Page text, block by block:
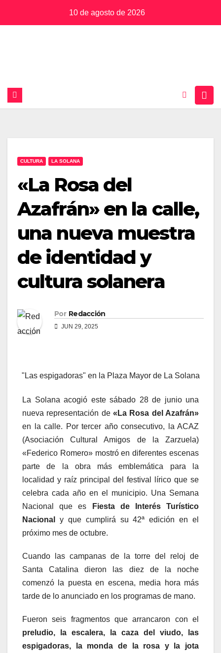
10 de agosto de 2026
CULTURA LA SOLANA
«La Rosa del
Azafrán» en la calle,
una nueva muestra
de identidad y
cultura solanera
Por Redacción
JUN 29, 2025
"Las espigadoras" en la Plaza Mayor de La Solana
La Solana acogió este sábado 28 de junio una
nueva representación de «La Rosa del Azafrán»
en la calle. Por tercer año consecutivo, la ACAZ
(Asociación Cultural Amigos de la Zarzuela)
«Federico Romero» mostró en diferentes escenas
parte de la obra más emblemática para la
localidad y raíz principal del festival lírico que se
celebra cada año en el municipio. Una Semana
Nacional que es
Fiesta de Interés Turístico
Nacional y que cumplirá su 42ª edición en el
próximo mes de octubre.
Cuando las campanas de la torre del reloj de
Santa Catalina dieron las diez de la noche
comenzó la puesta en escena, media hora más
tarde de lo anunciado en los programas de mano.
Fueron seis fragmentos que arrancaron con el
preludio, la escalera, la caza del viudo, las
espigadoras, la monda de la rosa y la jota